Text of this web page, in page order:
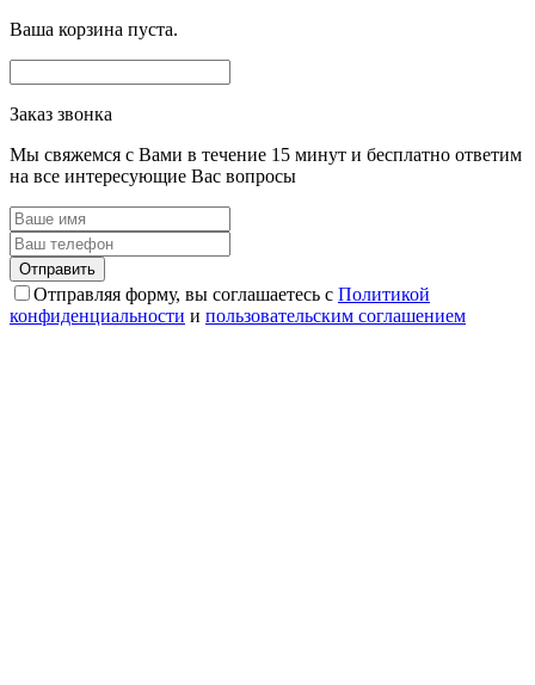
Ваша корзина пуста.
Заказ звонка
Мы свяжемся с Вами в течение 15 минут и бесплатно ответим
на все интересующие Вас вопросы
Отправляя форму, вы соглашаетесь с Политикой
конфиденциальности и пользовательским соглашением